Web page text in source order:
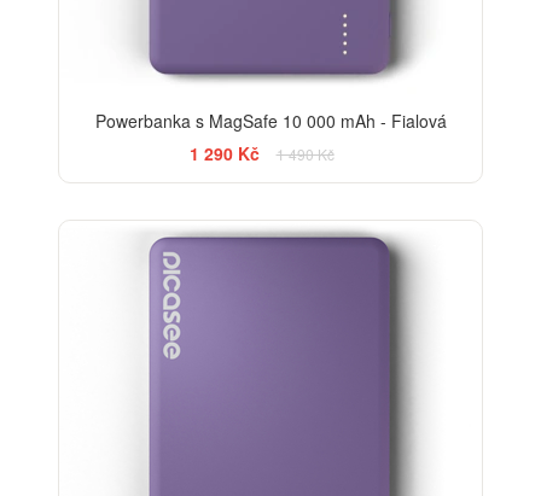
Powerbanka s MagSafe 10 000 mAh - Fialová
1 290 Kč
1 490 Kč